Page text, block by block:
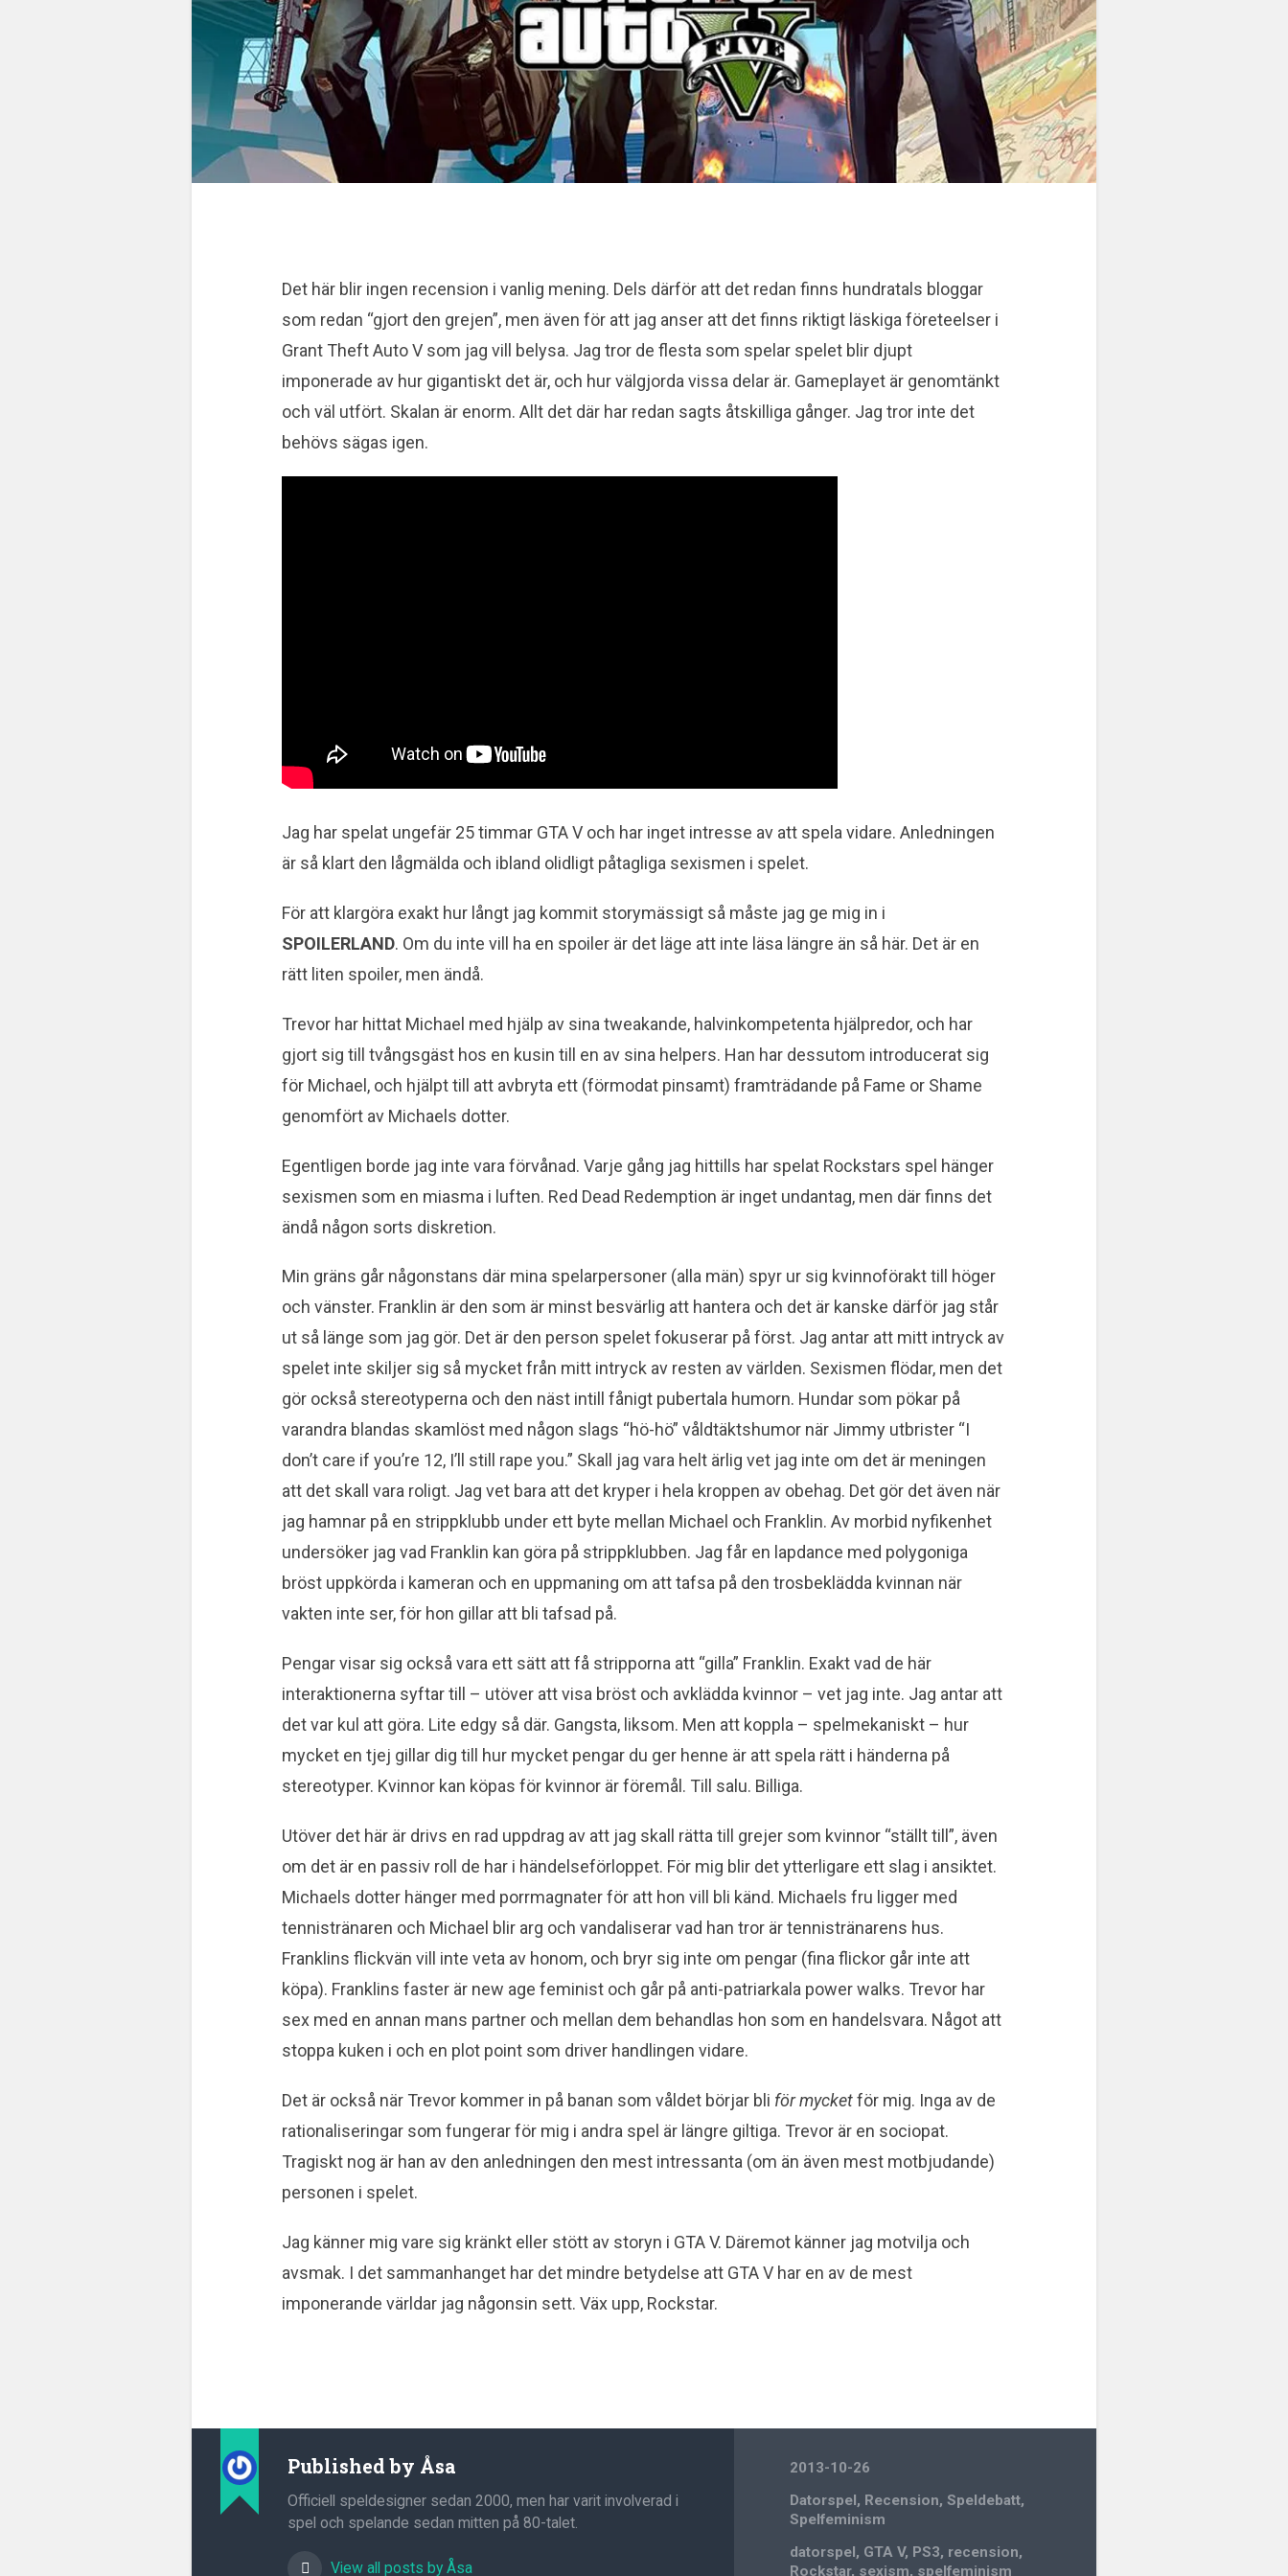
Det här blir ingen recension i vanlig mening. Dels därför att det redan finns hundratals bloggar
som redan “gjort den grejen”, men även för att jag anser att det finns riktigt läskiga företeelser i
Grant Theft Auto V som jag vill belysa. Jag tror de flesta som spelar spelet blir djupt
imponerade av hur gigantiskt det är, och hur välgjorda vissa delar är. Gameplayet är genomtänkt
och väl utfört. Skalan är enorm. Allt det där har redan sagts åtskilliga gånger. Jag tror inte det
behövs sägas igen.
Jag har spelat ungefär 25 timmar GTA V och har inget intresse av att spela vidare. Anledningen
är så klart den lågmälda och ibland olidligt påtagliga sexismen i spelet.
För att klargöra exakt hur långt jag kommit storymässigt så måste jag ge mig in i
SPOILERLAND. Om du inte vill ha en spoiler är det läge att inte läsa längre än så här. Det är en
rätt liten spoiler, men ändå.
Trevor har hittat Michael med hjälp av sina tweakande, halvinkompetenta hjälpredor, och har
gjort sig till tvångsgäst hos en kusin till en av sina helpers. Han har dessutom introducerat sig
för Michael, och hjälpt till att avbryta ett (förmodat pinsamt) framträdande på Fame or Shame
genomfört av Michaels dotter.
Egentligen borde jag inte vara förvånad. Varje gång jag hittills har spelat Rockstars spel hänger
sexismen som en miasma i luften. Red Dead Redemption är inget undantag, men där finns det
ändå någon sorts diskretion.
Min gräns går någonstans där mina spelarpersoner (alla män) spyr ur sig kvinnoförakt till höger
och vänster. Franklin är den som är minst besvärlig att hantera och det är kanske därför jag står
ut så länge som jag gör. Det är den person spelet fokuserar på först. Jag antar att mitt intryck av
spelet inte skiljer sig så mycket från mitt intryck av resten av världen. Sexismen flödar, men det
gör också stereotyperna och den näst intill fånigt pubertala humorn. Hundar som pökar på
varandra blandas skamlöst med någon slags “hö-hö” våldtäktshumor när Jimmy utbrister “I
don’t care if you’re 12, I’ll still rape you.” Skall jag vara helt ärlig vet jag inte om det är meningen
att det skall vara roligt. Jag vet bara att det kryper i hela kroppen av obehag. Det gör det även när
jag hamnar på en strippklubb under ett byte mellan Michael och Franklin. Av morbid nyfikenhet
undersöker jag vad Franklin kan göra på strippklubben. Jag får en lapdance med polygoniga
bröst uppkörda i kameran och en uppmaning om att tafsa på den trosbeklädda kvinnan när
vakten inte ser, för hon gillar att bli tafsad på.
Pengar visar sig också vara ett sätt att få stripporna att “gilla” Franklin. Exakt vad de här
interaktionerna syftar till – utöver att visa bröst och avklädda kvinnor – vet jag inte. Jag antar att
det var kul att göra. Lite edgy så där. Gangsta, liksom. Men att koppla – spelmekaniskt – hur
mycket en tjej gillar dig till hur mycket pengar du ger henne är att spela rätt i händerna på
stereotyper. Kvinnor kan köpas för kvinnor är föremål. Till salu. Billiga.
Utöver det här är drivs en rad uppdrag av att jag skall rätta till grejer som kvinnor “ställt till”, även
om det är en passiv roll de har i händelseförloppet. För mig blir det ytterligare ett slag i ansiktet.
Michaels dotter hänger med porrmagnater för att hon vill bli känd. Michaels fru ligger med
tennistränaren och Michael blir arg och vandaliserar vad han tror är tennistränarens hus.
Franklins flickvän vill inte veta av honom, och bryr sig inte om pengar (fina flickor går inte att
köpa). Franklins faster är new age feminist och går på anti-patriarkala power walks. Trevor har
sex med en annan mans partner och mellan dem behandlas hon som en handelsvara. Något att
stoppa kuken i och en plot point som driver handlingen vidare.
Det är också när Trevor kommer in på banan som våldet börjar bli för mycketför mig. Inga av de
rationaliseringar som fungerar för mig i andra spel är längre giltiga. Trevor är en sociopat.
Tragiskt nog är han av den anledningen den mest intressanta (om än även mest motbjudande)
personen i spelet.
Jag känner mig vare sig kränkt eller stött av storyn i GTA V. Däremot känner jag motvilja och
avsmak. I det sammanhanget har det mindre betydelse att GTA V har en av de mest
imponerande världar jag någonsin sett. Väx upp, Rockstar.
Published by Åsa
Officiell speldesigner sedan 2000, men har varit involverad i
spel och spelande sedan mitten på 80-talet.
View all posts by Åsa
2013-10-26
Datorspel, Recension,Speldebatt,
Spelfeminism
datorspel, GTA V, PS3, recension,
Rockstar, sexism, spelfeminism